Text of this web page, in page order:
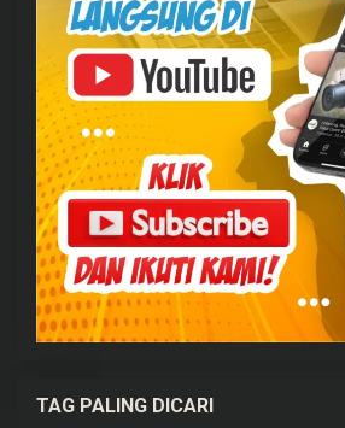
TAG PALING DICARI